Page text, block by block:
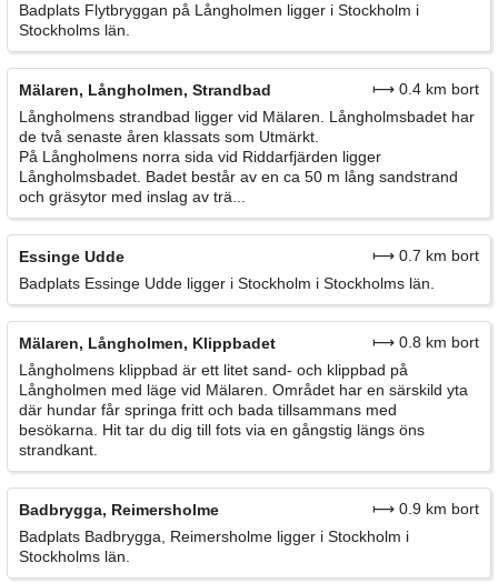
Badplats Flytbryggan på Långholmen ligger i Stockholm i
Stockholms län.
Mälaren, Långholmen, Strandbad
⟼ 0.4 km bort
Långholmens strandbad ligger vid Mälaren. Långholmsbadet har
de två senaste åren klassats som Utmärkt.
På Långholmens norra sida vid Riddarfjärden ligger
Långholmsbadet. Badet består av en ca 50 m lång sandstrand
och gräsytor med inslag av trä...
Essinge Udde
⟼ 0.7 km bort
Badplats Essinge Udde ligger i Stockholm i Stockholms län.
Mälaren, Långholmen, Klippbadet
⟼ 0.8 km bort
Långholmens klippbad är ett litet sand- och klippbad på
Långholmen med läge vid Mälaren. Området har en särskild yta
där hundar får springa fritt och bada tillsammans med
besökarna. Hit tar du dig till fots via en gångstig längs öns
strandkant.
Badbrygga, Reimersholme
⟼ 0.9 km bort
Badplats Badbrygga, Reimersholme ligger i Stockholm i
Stockholms län.